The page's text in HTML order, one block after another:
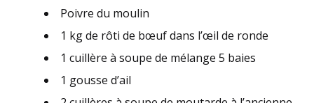
Poivre du moulin
1 kg de rôti de bœuf dans l’œil de ronde
1 cuillère à soupe de mélange 5 baies
1 gousse d’ail